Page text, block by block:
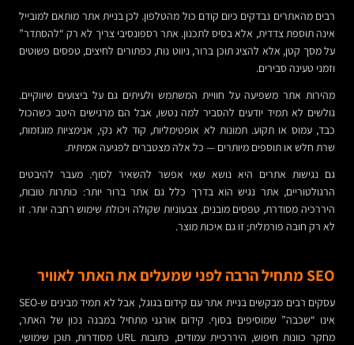
רבים מהאתרים נבדקים כיום קודם כול מהטלפון. לכן בניית אתר מותאם למובייל
אינה תוספת צדדית, אלא בסיס לתכנון. אתר רספונסיבי צריך לא רק “להסתדר”
על מסך קטן, אלא להציג תוכן ברור, ניווט נוח, כפתורים לחיצים, טפסים פשוטים
וזמני טעינה סבירים.
מהירות אתר משפיעה על חוויית המשתמש ולעיתים גם על ביצועים שיווקיים.
גולשים לא תמיד יודעים להסביר למה נטשו, אבל הם מרגישים היטב כשהכול
כבד, עמוס או תקוע. תמונות לא אופטימליות, קוד לא נקי, אנימציות מוגזמות,
שרת חלש או תוספים מיותרים — כל אלה מצטברים לפגיעה אמיתית.
גם נגישות אתרים היא נושא שאי אפשר להשאיר לסוף. מעבר להיבטים
הרגולטוריים, אתר נגיש הוא בדרך כלל גם אתר ברור יותר: כותרות טובות,
היררכיה מסודרת, טפסים מובנים, צבעוניות שקולה ויכולת שימוש רחבה יותר. זו
לא רק חובה פורמלית; זו גם איכות מוצר.
SEO מתחיל הרבה לפני שמעלים את האתר לאוויר
עסקים רבים מבקשים בניית אתר עם קידום בגוגל, אבל לא תמיד מבינים ש-SEO
אינו “שכבה” שמוסיפים בסוף. קידום אורגני מתחיל במבנה נכון של האתר,
מחקר כוונות חיפוש, היררכיית עמודים, כתובות URL מסודרות, תוכן שימושי,